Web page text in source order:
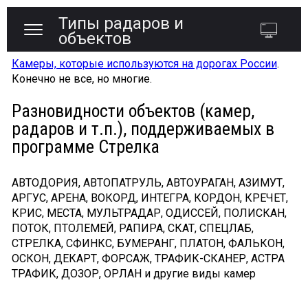
Типы радаров и
объектов
Камеры, которые используются на дорогах России.
Конечно не все, но многие.
Разновидности объектов (камер,
радаров и т.п.), поддерживаемых в
программе Стрелка
АВТОДОРИЯ, АВТОПАТРУЛЬ, АВТОУРАГАН, АЗИМУТ,
АРГУС, АРЕНА, ВОКОРД, ИНТЕГРА, КОРДОН, КРЕЧЕТ,
КРИС, МЕСТА, МУЛЬТРАДАР, ОДИССЕЙ, ПОЛИСКАН,
ПОТОК, ПТОЛЕМЕЙ, РАПИРА, СКАТ, СПЕЦЛАБ,
СТРЕЛКА, СФИНКС, БУМЕРАНГ, ПЛАТОН, ФАЛЬКОН,
ОСКОН, ДЕКАРТ, ФОРСАЖ, ТРАФИК-СКАНЕР, АСТРА
ТРАФИК, ДОЗОР, ОРЛАН и другие виды камер